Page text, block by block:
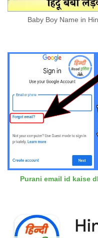
Baby Boy Name in
Purani email id kaise